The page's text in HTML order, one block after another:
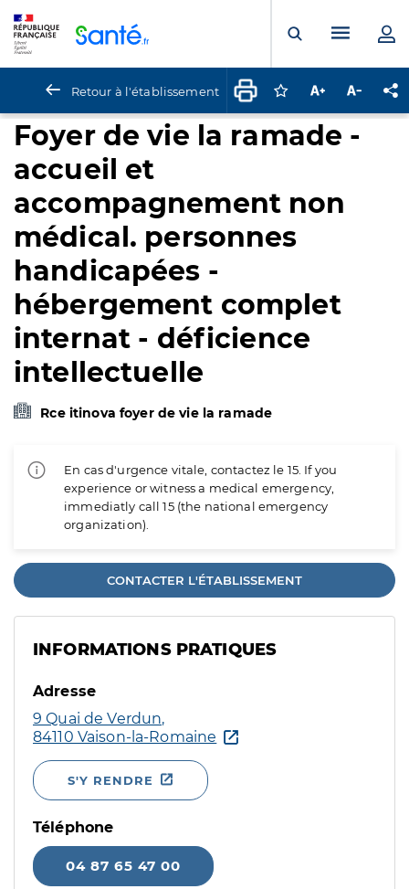
Ouvrir laMenu
Retour à l'établissement Connectez-vous
Augmenter la
Foyer de vie la ramade -
accueil et
accompagnement non
médical. personnes
handicapées -
hébergement complet
internat - déficience
intellectuelle
Rce itinova foyer de vie la ramade
En cas d'urgence vitale, contactez le 15. If you
experience or witness a medical emergency,
immediatly call 15 (the national emergency
organization).
CONTACTER L'ÉTABLISSEMENT
INFORMATIONS PRATIQUES
Adresse
9 Quai de Verdun,
84110 Vaison-la-Romaine
S'Y RENDRE
Téléphone
04 87 65 47 00